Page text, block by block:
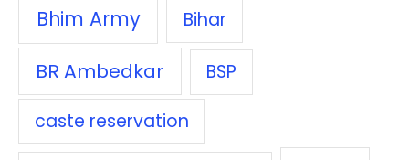
Bhim Army
Bihar
BR Ambedkar
BSP
caste reservation